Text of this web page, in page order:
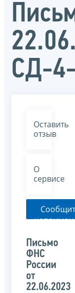
СД-
Оставить
отзыв
О
сервисе
органом
письма
Письмо
ФНС
России
от
22.06.2023